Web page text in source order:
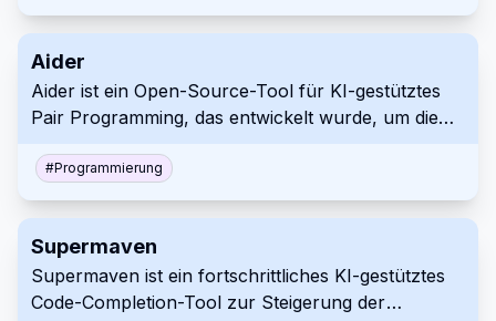
fortschrittliche AI-Tools mit traditionellen
intuitiven Arbeitsablauf zu schaffen. Dank
Funktionen wie AI-Flows, Echtzeit-
kontextbezogene Unterstützung und einer
darauf ab, den Entwicklungsprozess zu optimieren
und Programmierern zu ermöglichen, effizienter zu
Aider
Aider ist ein Open-Source-Tool für KI-gestütztes
Pair Programming, das entwickelt wurde, um die
verbessern. Es integriert sich in lokale Git-
Repositories und ermöglicht Benutzern, ihren Code
und Claude 3.5 Sonnet zu bearbeiten, zu debuggen
und zu verbessern. Aider rationalisiert den
Entwicklungsprozess durch Echtzeit-
#Programmierung
Supermaven
Supermaven ist ein fortschrittliches KI-gestütztes
Code-Completion-Tool zur Steigerung der